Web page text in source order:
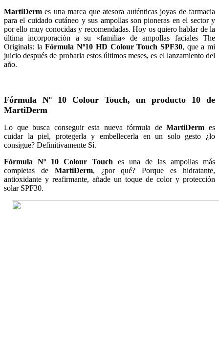
MartiDerm es una marca que atesora auténticas joyas de farmacia
para el cuidado cutáneo y sus ampollas son pioneras en el sector y
por ello muy conocidas y recomendadas. Hoy os quiero hablar de la
última incorporación a su «familia» de ampollas faciales The
Originals: laFórmula Nº10 HD Colour Touch SPF30, que a mi
juicio después de probarla estos últimos meses, es el lanzamiento del
año.
Fórmula Nº 10 Colour Touch, un producto 10 de
MartiDerm
Lo que busca conseguir esta nueva fórmula deMartiDerm es
cuidar la piel, protegerla y embellecerla en un solo gesto ¿lo
consigue? Definitivamente Sí.
Fórmula Nº 10 Colour Touch es una de las ampollas más
completas de MartiDerm, ¿por qué? Porque es hidratante,
antioxidante y reafirmante, añade un toque de color y protección
solar SPF30.